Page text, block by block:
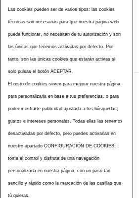
Las cookies pueden ser de varios tipos: las cookies
técnicas son necesarias para que nuestra página web
pueda funcionar, no necesitan de tu autorización y son
las únicas que tenemos activadas por defecto. Por
tanto, son las únicas cookies que estarán activas si
solo pulsas el botón ACEPTAR.
El resto de cookies sirven para mejorar nuestra página,
para personalizarla en base a tus preferencias, o para
poder mostrarte publicidad ajustada a tus búsquedas,
gustos e intereses personales. Todas ellas las tenemos
desactivadas por defecto, pero puedes activarlas en
nuestro apartado CONFIGURACIÓN DE COOKIES:
toma el control y disfruta de una navegación
personalizada en nuestra página, con un paso tan
sencillo y rápido como la marcación de las casillas que
tú quieras.